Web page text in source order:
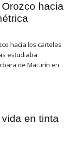
hacia
hacía los carteles
estudiaba
de Maturín en
en tinta